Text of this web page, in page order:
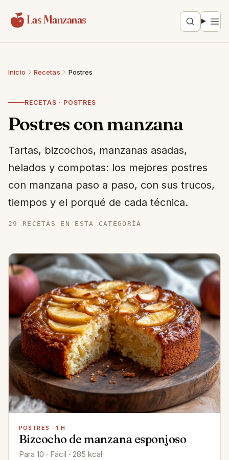
Las Manzanas
Inicio Recetas Postres
RECETAS · POSTRES
Postres con manzana
Tartas, bizcochos, manzanas asadas,
helados y compotas: los mejores postres
con manzana paso a paso, con sus trucos,
tiempos y el porqué de cada técnica.
29 RECETAS EN ESTA CATEGORÍA
POSTRES · 1 H
Bizcocho de manzana esponjoso
Para 10 · Fácil · 285 kcal